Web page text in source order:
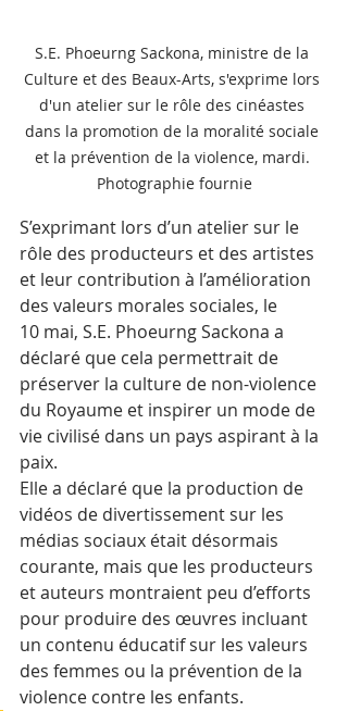
S.E. Phoeurng Sackona, ministre de la
Culture et des Beaux-Arts, s'exprime lors
d'un atelier sur le rôle des cinéastes
dans la promotion de la moralité sociale
et la prévention de la violence, mardi.
Photographie fournie
S’exprimant lors d’un atelier sur le
rôle des producteurs et des artistes
et leur contribution à l’amélioration
des valeurs morales sociales, le
10 mai, S.E. Phoeurng Sackona a
déclaré que cela permettrait de
préserver la culture de non-violence
du Royaume et inspirer un mode de
vie civilisé dans un pays aspirant à la
paix.
Elle a déclaré que la production de
vidéos de divertissement sur les
médias sociaux était désormais
courante, mais que les producteurs
et auteurs montraient peu d’efforts
pour produire des œuvres incluant
un contenu éducatif sur les valeurs
des femmes ou la prévention de la
violence contre les enfants.